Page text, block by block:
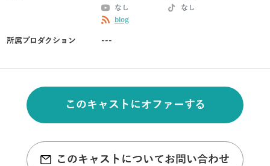
なし
なし
blog
所属プロダクション ---
このキャストにオファーする
このキャストについてお問い合わせ